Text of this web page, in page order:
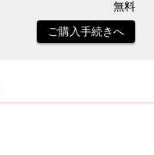
無料
ご購入手続きへ